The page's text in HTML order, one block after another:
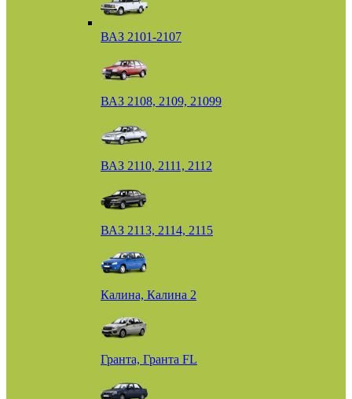
ВАЗ 2101-2107
ВАЗ 2108, 2109, 21099
ВАЗ 2110, 2111, 2112
ВАЗ 2113, 2114, 2115
Калина, Калина 2
Гранта, Гранта FL